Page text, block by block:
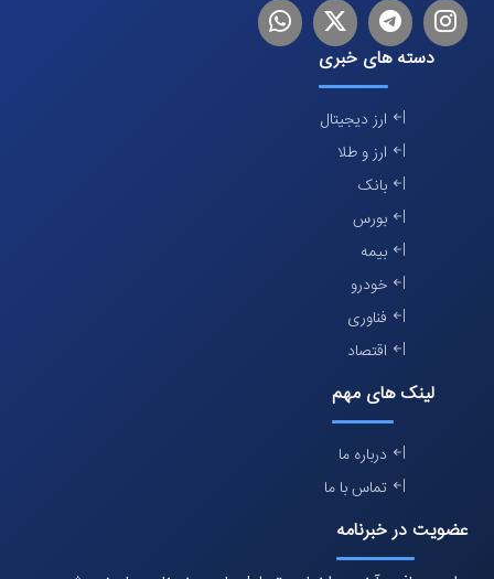
اینستاگرام
تلگرام توییترلینکدین
دسته های خبری
ارز دیجیتال
ارز و طلا
بانک
بورس
بیمه
خودرو
فناوری
اقتصاد
لینک های مهم
درباره ما
تماس با ما
عضویت در خبرنامه